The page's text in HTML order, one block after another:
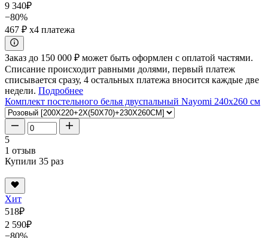
9 340₽
−80%
467 ₽ x4 платежа
Заказ до 150 000 ₽ может быть оформлен с оплатой частями.
Списание происходит равными долями, первый платеж
списывается сразу, 4 остальных платежа вносится каждые две
недели. Подробнее
Комплект постельного белья двуспальный Nayomi 240x260 см
5
1 отзыв
Купили 35 раз
Хит
518₽
2 590₽